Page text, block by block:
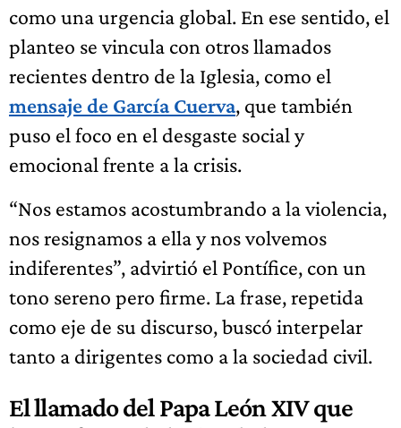
como una urgencia global. En ese sentido, el
planteo se vincula con otros llamados
recientes dentro de la Iglesia, como el
mensaje de García Cuerva, que también
puso el foco en el desgaste social y
emocional frente a la crisis.
“Nos estamos acostumbrando a la violencia,
nos resignamos a ella y nos volvemos
indiferentes”, advirtió el Pontífice, con un
tono sereno pero firme. La frase, repetida
como eje de su discurso, buscó interpelar
tanto a dirigentes como a la sociedad civil.
El llamado del Papa León XIV que